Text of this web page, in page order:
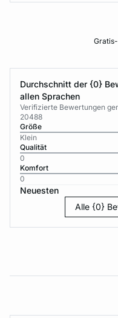
Durchschnitt der {0}
allen Sprachen
Verifizierte Bewertungen
20488
Größe
Klein
Qualität
0
Komfort
0
Neuesten
Alle {0}